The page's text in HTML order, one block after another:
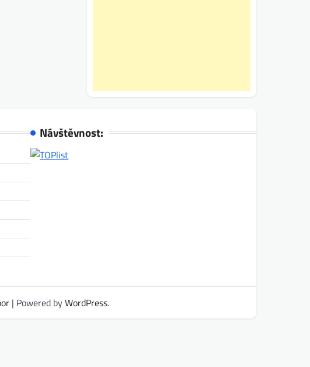
Návštěvnost:
| Powered byWordPress.